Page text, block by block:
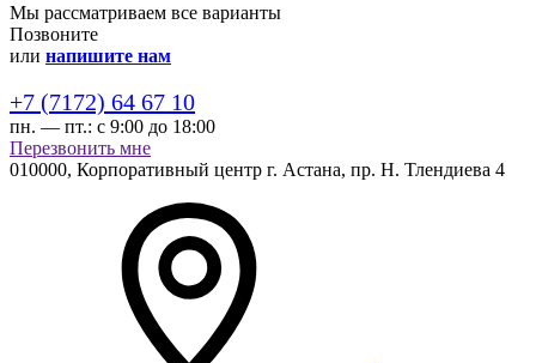
Мы рассматриваем все варианты
Позвоните
или напишите нам
+7 (7172) 64 67 10
пн. — пт.: с 9:00 до 18:00
Перезвонить мне
010000, Корпоративный центр г. Астана, пр. Н. Тлендиева 4